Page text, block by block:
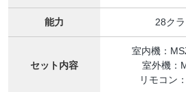
能力 28ク
セット内容
室内機：
室外機：
リモコン